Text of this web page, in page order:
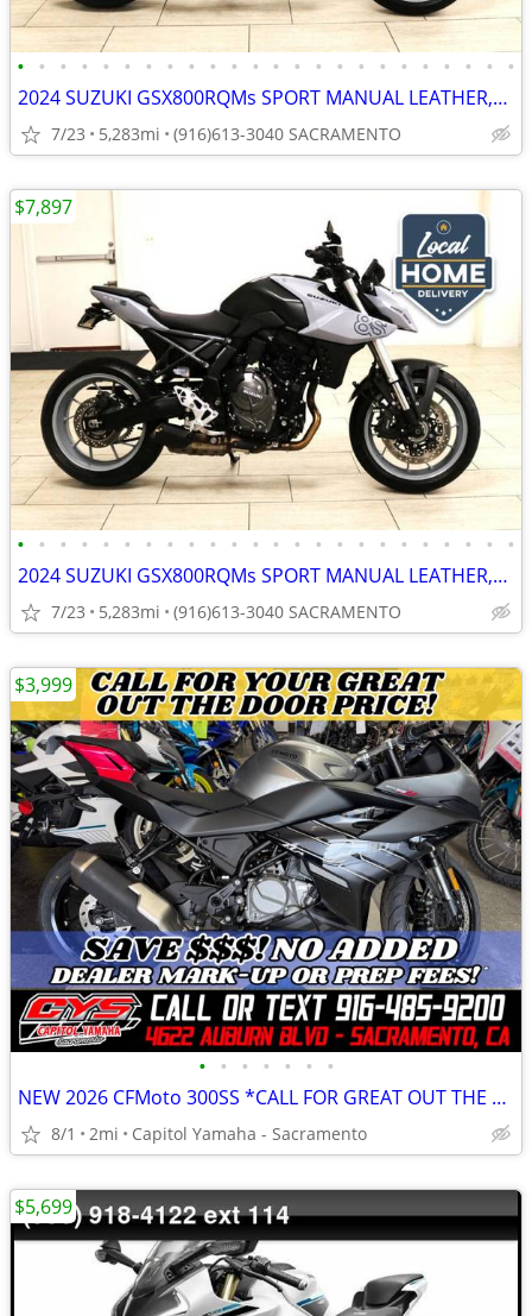
• • • • • • • • • • • • • • • • • • • • • • • •
2024 SUZUKI GSX800RQMs SPORT MANUAL LEATHER,CLEAN TITLE***
7/23 5,283mi (916)613-3040 SACRAMENTO
• • • • • • • • • • • • • • • • • • • • • • • •
2024 SUZUKI GSX800RQMs SPORT MANUAL LEATHER,CLEAN TITLE***
7/23 5,283mi (916)613-3040 SACRAMENTO
$7,897
• • • • • • •
NEW 2026 CFMoto 300SS *CALL FOR GREAT OUT THE DOOR PRICE!*
8/1 2mi Capitol Yamaha - Sacramento
$3,999
$5,699